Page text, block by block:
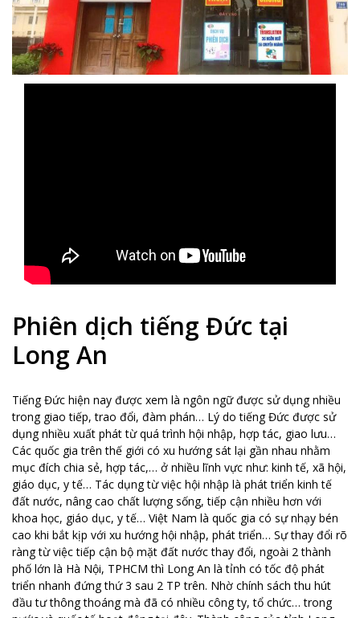
Phiên dịch tiếng Đức tại
Long An
Tiếng Đức hiện nay được xem là ngôn ngữ được sử dụng nhiều
trong giao tiếp, trao đổi, đàm phán… Lý do tiếng Đức được sử
dụng nhiều xuất phát từ quá trình hội nhập, hợp tác, giao lưu…
Các quốc gia trên thế giới có xu hướng sát lại gần nhau nhằm
mục đích chia sẻ, hợp tác,… ở nhiều lĩnh vực như: kinh tế, xã hội,
giáo dục, y tế… Tác dụng từ việc hội nhập là phát triển kinh tế
đất nước, nâng cao chất lượng sống, tiếp cận nhiều hơn với
khoa học, giáo dục, y tế… Việt Nam là quốc gia có sự nhạy bén
cao khi bắt kịp với xu hướng hội nhập, phát triển… Sự thay đổi rõ
ràng từ việc tiếp cận bộ mặt đất nước thay đổi, ngoài 2 thành
phố lớn là Hà Nội, TPHCM thì Long An là tỉnh có tốc độ phát
triển nhanh đứng thứ 3 sau 2 TP trên. Nhờ chính sách thu hút
đầu tư thông thoáng mà đã có nhiều công ty, tổ chức… trong